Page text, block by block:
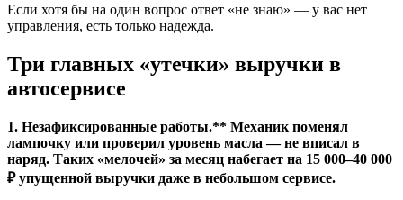
Если хотя бы на один вопрос ответ «не знаю» — у вас нет
управления, есть только надежда.
Три главных «утечки» выручки в
автосервисе
1. Незафиксированные работы.** Механик поменял
лампочку или проверил уровень масла — не вписал в
наряд. Таких «мелочей» за месяц набегает на 15 000–40 000
₽ упущенной выручки даже в небольшом сервисе.